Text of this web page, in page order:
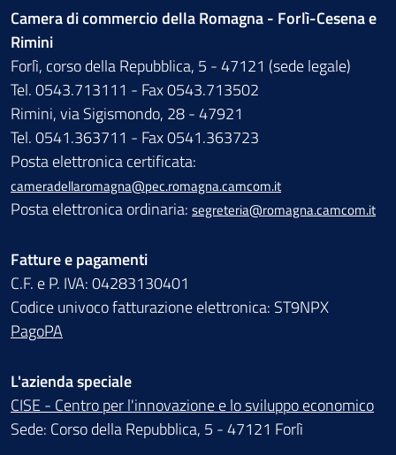
Camera di commercio della Romagna - Forlì-Cesena e
Rimini
Forlì, corso della Repubblica, 5 - 47121 (sede legale)
Tel. 0543.713111 - Fax 0543.713502
Rimini, via Sigismondo, 28 - 47921
Tel. 0541.363711 - Fax 0541.363723
Posta elettronica certificata:
cameradellaromagna@pec.romagna.camcom.it
Posta elettronica ordinaria: segreteria@romagna.camcom.it
Fatture e pagamenti
C.F. e P. IVA: 04283130401
Codice univoco fatturazione elettronica: ST9NPX
PagoPA
L'azienda speciale
CISE - Centro per l'innovazione e lo sviluppo economico
Sede: Corso della Repubblica, 5 - 47121 Forlì